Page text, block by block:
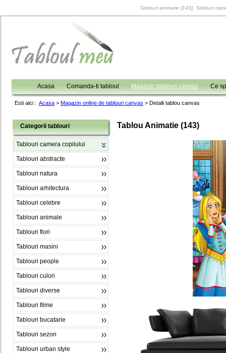
Tablouri animatie (143), Tablouri
Acasa Comanda-ti tabloul Magazin tablouri canvas Ce
Esti aici : Acasa > Magazin online de tablouri canvas > Detalii tablou canvas
Categorii tablouri
Tablouri camera copilului
Tablouri abstracte
Tablouri natura
Tablouri arhitectura
Tablouri celebre
Tablouri animale
Tablouri flori
Tablouri masini
Tablouri people
Tablouri culori
Tablouri diverse
Tablouri filme
Tablouri bucatarie
Tablouri sezon
Tablouri urban style
Tablou Animatie (143)